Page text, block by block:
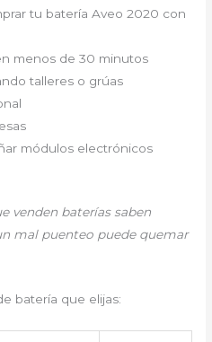
tu batería Aveo 2020 con
menos de 30 minutos
talleres o grúas
módulos electrónicos
venden baterías saben
mal puenteo puede quemar
batería que elijas: